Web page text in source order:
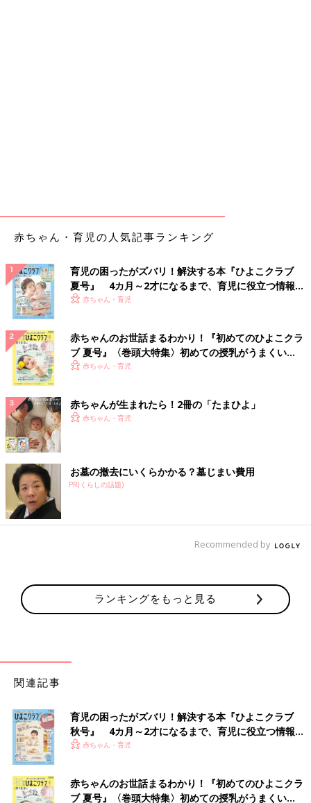
ている
育園児が節分の豆をのどに詰めて死亡するという痛ましい事故が
起きたことによるのだそうです。
誤えん事故はどの年齢でも起こりえます。小学校高学年の子ども
お正月におもちをのどに詰まらせてしまうお年寄りもいます。
子どもに注目すると、14歳以下の子どもの異物による窒息事故で
は5歳以下が9割だというデータがあり、事故をゼロに近づけるた
めに対象年齢を3歳から５歳に上げた変更だとわかりました。
0歳児は自分で豆をまいたりしないから、事故にあうことはなく
大丈夫かというと、そうではありません。１歳近くなると小さな
豆を１個ずつ拾って口に入れてしまいます。
上の子がいる家庭で、０歳児が豆を誤えんしたヒヤリ事例
も
節分の夜に、豆が気管に入った事故に遭遇したことがあります。
ちょうど私が夜間救急当番に当たっていた日、外来が始まったば
母親は下の子が豆を口にしていたり、手でつまんでいる様子は見
ていないというのですが、その子の様子と、豆まきをしていた状
母親は「もう大丈夫だから帰ります」と話して、クリニックから
帰ろうとしましたが、どうにか説明をして、説得をして精密検査
果、豆が気管に入り込んでいることがわかりその晩に緊急手術と
なりました。手術で無事豆を取り出すことができたと報告を受
け、胸をなでおろしたことを覚えています。
豆の誤えんは、のどの奥にあるとゼロゼロ苦しい、もっと奥に入
り込むと一見落ち着いたように見えるものなのです。誤えんした
赤ちゃん・育児の人気記事ランキング
育児の困ったがズバリ！解決する本『ひよこクラブ
夏号』 4カ月～2才になるまで、育児に役立つ情報が
いっぱい！
赤ちゃん・育児
赤ちゃんのお世話まるわかり！『初めてのひよこクラ
ブ 夏号』〈巻頭大特集〉初めての授乳がうまくい
く！ おっぱい・ミルクの基本と夏のトラブル 解決テ
赤ちゃん・育児
赤ちゃんが生まれたら！2冊の「たまひよ」
赤ちゃん・育児
お墓の撤去にいくらかかる？墓じまい費用
PR(くらしの話題)
Recommended by
ランキングをもっと見る
関連記事
育児の困ったがズバリ！解決する本『ひよこクラブ
秋号』 4カ月～2才になるまで、育児に役立つ情報が
いっぱい！
赤ちゃん・育児
赤ちゃんのお世話まるわかり！『初めてのひよこクラ
ブ 夏号』〈巻頭大特集〉初めての授乳がうまくい